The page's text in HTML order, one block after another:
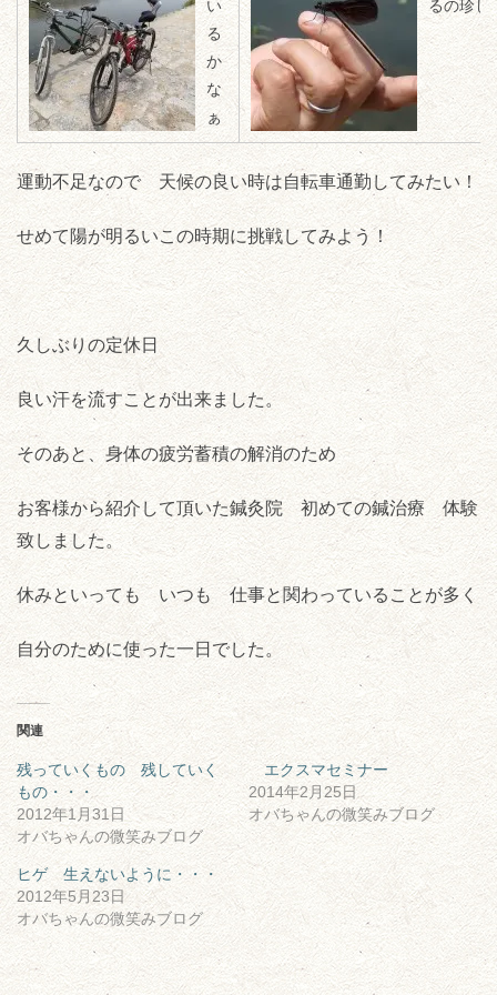
い
る
か
な
ぁ
るの珍し
運動不足なので 天候の良い時は自転車通勤してみたい！
せめて陽が明るいこの時期に挑戦してみよう！
久しぶりの定休日
良い汗を流すことが出来ました。
そのあと、身体の疲労蓄積の解消のため
お客様から紹介して頂いた鍼灸院 初めての鍼治療 体験
致しました。
休みといっても いつも 仕事と関わっていることが多く
自分のために使った一日でした。
関連
残っていくもの 残していく
もの・・・
2012年1月31日
オバちゃんの微笑みブログ
エクスマセミナー
2014年2月25日
オバちゃんの微笑みブログ
ヒゲ 生えないように・・・
2012年5月23日
オバちゃんの微笑みブログ